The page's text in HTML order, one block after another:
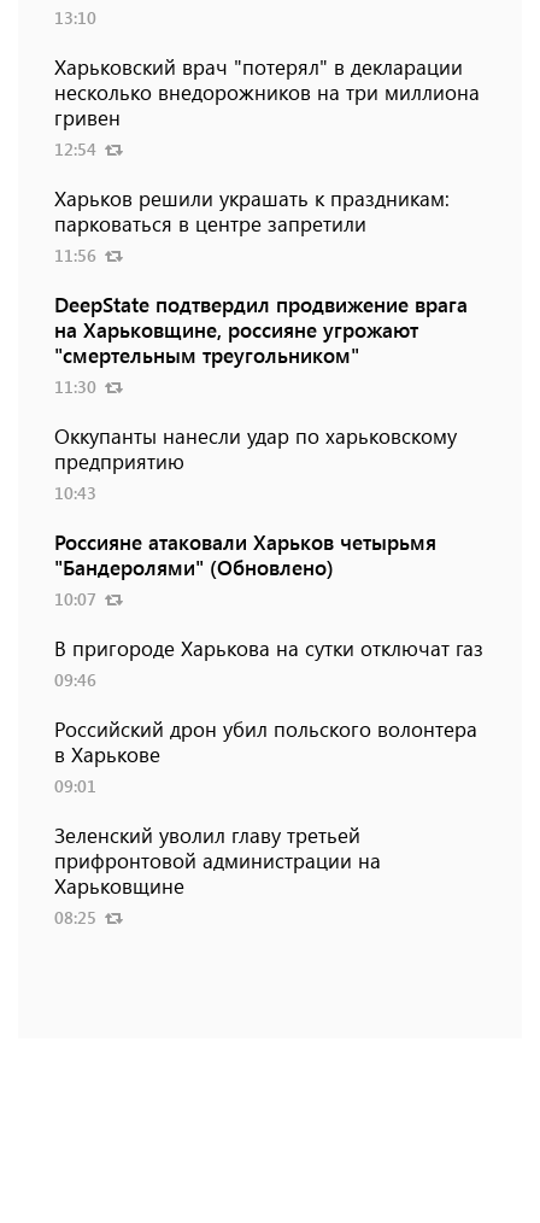
13:10
Харьковский врач "потерял" в декларации
несколько внедорожников на три миллиона
гривен
12:54
Харьков решили украшать к праздникам:
парковаться в центре запретили
11:56
DeepState подтвердил продвижение врага
на Харьковщине, россияне угрожают
"смертельным треугольником"
11:30
Оккупанты нанесли удар по харьковскому
предприятию
10:43
Россияне атаковали Харьков четырьмя
"Бандеролями" (Обновлено)
10:07
В пригороде Харькова на сутки отключат газ
09:46
Российский дрон убил польского волонтера
в Харькове
09:01
Зеленский уволил главу третьей
прифронтовой администрации на
Харьковщине
08:25